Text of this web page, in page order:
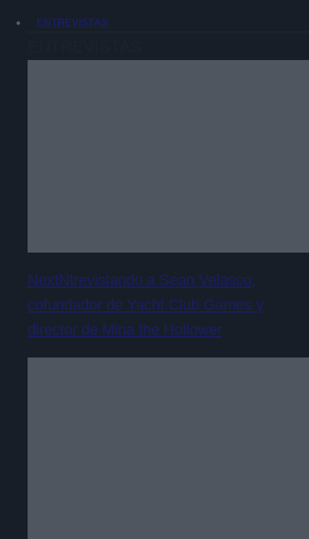
ENTREVISTAS
NextNtrevistando a Sean Velasco,
cofundador de Yacht Club Games y
director de Mina the Hollower